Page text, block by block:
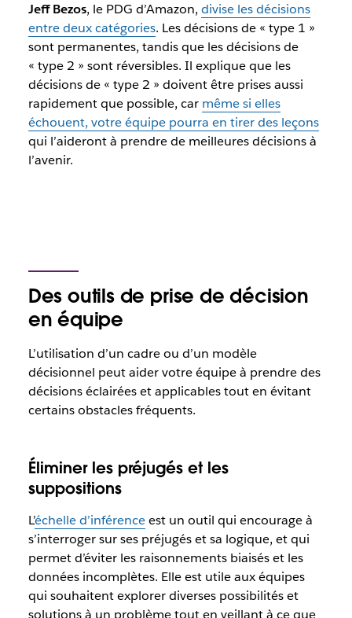
Jeff Bezos, le PDG d’Amazon, divise les décisions
entre deux catégories. Les décisions de « type 1 »
sont permanentes, tandis que les décisions de
« type 2 » sont réversibles. Il explique que les
décisions de « type 2 » doivent être prises aussi
rapidement que possible, car même si elles
échouent, votre équipe pourra en tirer des leçons
qui l’aideront à prendre de meilleures décisions à
l’avenir.
Des outils de prise de décision
en équipe
L’utilisation d’un cadre ou d’un modèle
décisionnel peut aider votre équipe à prendre des
décisions éclairées et applicables tout en évitant
certains obstacles fréquents.
Éliminer les préjugés et les
suppositions
L’échelle d’inférenceest un outil qui encourage à
s’interroger sur ses préjugés et sa logique, et qui
permet d’éviter les raisonnements biaisés et les
données incomplètes. Elle est utile aux équipes
qui souhaitent explorer diverses possibilités et
solutions à un problème tout en veillant à ce que